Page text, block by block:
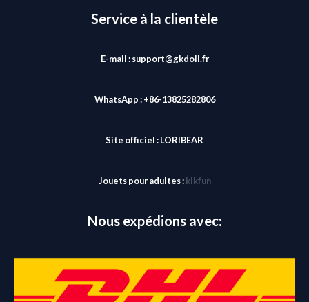
Service à la clientèle
E-mail : support@gkdoll.fr
WhatsApp : +86-13825282806
Site officiel :LORIBEAR
Jouets pour adultes : kikfun
Nous expédions avec: